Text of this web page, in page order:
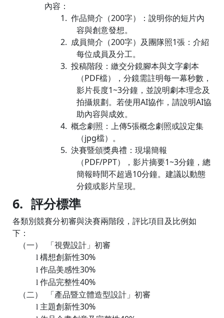
內容：
1. 作品簡介（200字）：說明你的短片內
容與創意發想。
2. 成員簡介（200字）及團隊照1張：介紹
每位成員及分工。
3. 投稿階段：繳交分鏡腳本與文字劇本
（PDF檔），分鏡需註明每一幕秒數，
影片長度1~3分鐘，並說明劇本理念及
拍攝規劃。若使用AI協作，請說明AI協
助內容與成效。
4. 概念劇照：上傳5張概念劇照或設定集
（jpg檔）。
5. 決賽暨頒獎典禮：現場簡報
（PDF/PPT），影片摘要1~3分鐘，總
簡報時間不超過10分鐘。建議以動態
分鏡或影片呈現。
6. 評分標準
各類別競賽分初審與決賽兩階段，評比項目及比例如
下：
（一）
「視覺設計」初審
l 構想創新性30%
l 作品美感性30%
l 作品完整性40%
（二）
「產品暨立體造型設計」初審
l 主題創新性30%